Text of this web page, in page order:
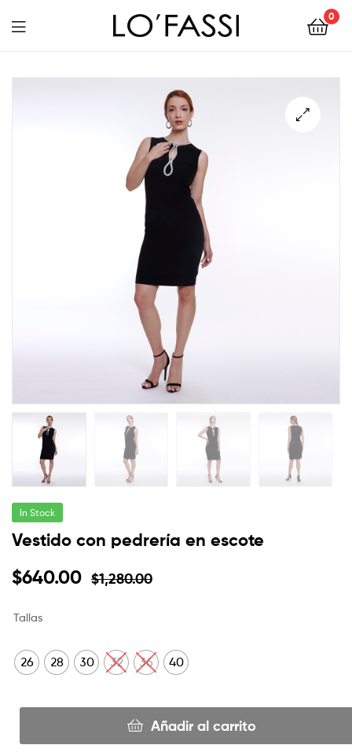
0
In Stock
Vestido con pedrería en escote
$1,280.00
$640.00
Tallas
26 28 30 32 36 40
Añadir al carrito